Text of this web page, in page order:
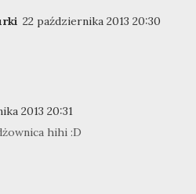
22 października 2013 20:30
2013 20:31
hihi :D